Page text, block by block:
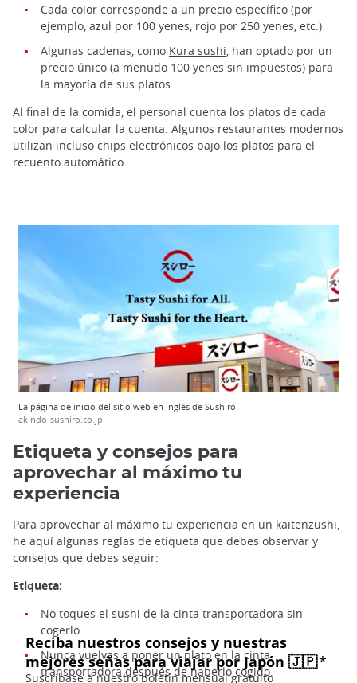
Cada color corresponde a un precio específico (por
ejemplo, azul por 100 yenes, rojo por 250 yenes, etc.)
Algunas cadenas, como Kura sushi , han optado por un
precio único (a menudo 100 yenes sin impuestos) para
la mayoría de sus platos.
Al final de la comida, el personal cuenta los platos de cada
color para calcular la cuenta. Algunos restaurantes modernos
utilizan incluso chips electrónicos bajo los platos para el
recuento automático.
La página de inicio del sitio web en inglés de Sushiro
akindo-sushiro.co.jp
Etiqueta y consejos para
aprovechar al máximo tu
experiencia
Para aprovechar al máximo tu experiencia en un kaitenzushi,
he aquí algunas reglas de etiqueta que debes observar y
consejos que debes seguir:
Etiqueta:
No toques el sushi de la cinta transportadora sin
cogerlo.
Nunca vuelvas a poner un plato en la cinta
transportadora después de haberlo cogido.